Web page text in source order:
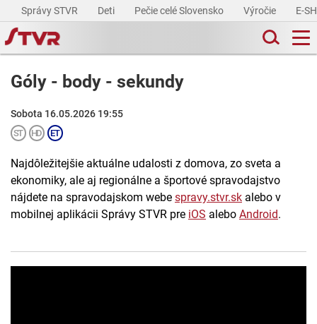
Správy STVR Deti Pečie celé Slovensko Výročie E-
Góly - body - sekundy
Sobota 16.05.2026 19:55
Najdôležitejšie aktuálne udalosti z domova, zo sveta a
ekonomiky, ale aj regionálne a športové spravodajstvo
nájdete na spravodajskom webe spravy.stvr.sk alebo v
mobilnej aplikácii Správy STVR pre iOS alebo Android.